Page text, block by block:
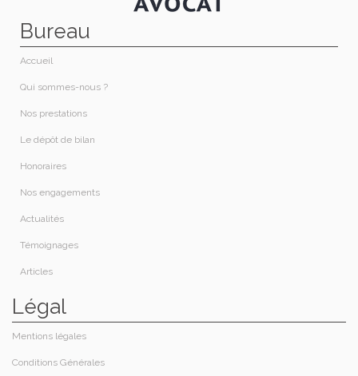
Bureau
Accueil
Qui sommes-nous ?​
Nos prestations​
Le dépôt de bilan
Honoraires​
Nos engagements
Actualités
Témoignages
Articles
Légal
Mentions légales
Conditions Générales